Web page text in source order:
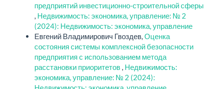
предприятий инвестиционно-строительной сферы
, Недвижимость: экономика, управление: № 2
(2024): Недвижимость: экономика, управление
Евгений Владимирович Гвоздев,Оценка
состояния системы комплексной безопасности
предприятия с использованием метода
расстановки приоритетов, Недвижимость:
экономика, управление: № 2 (2024):